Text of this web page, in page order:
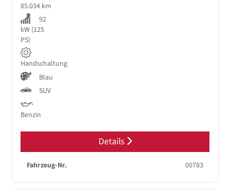
85.034 km
92
kW (125
PS)
Handschaltung
Blau
SUV
Benzin
Details
Fahrzeug-Nr. 00783